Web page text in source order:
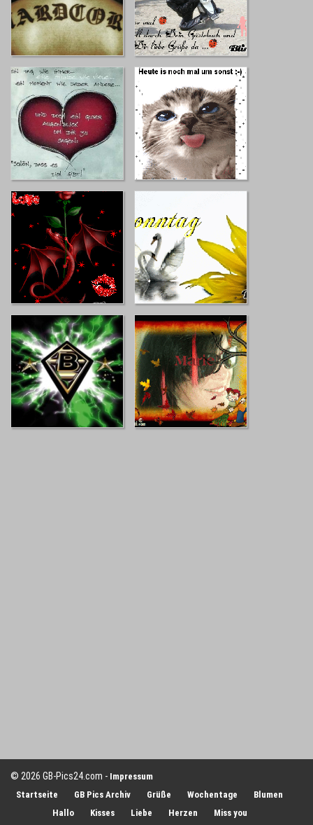
© 2026 GB-Pics24.com - Impressum
Startseite
GB Pics Archiv Grüße Wochentage
Blumen
Hallo
Kisses Liebe Herzen Miss you